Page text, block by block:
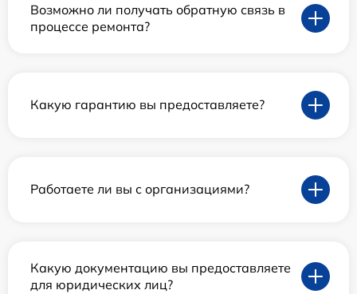
Возможно ли получать обратную связь в
процессе ремонта?
Какую гарантию вы предоставляете?
Работаете ли вы с организациями?
Какую документацию вы предоставляете
для юридических лиц?